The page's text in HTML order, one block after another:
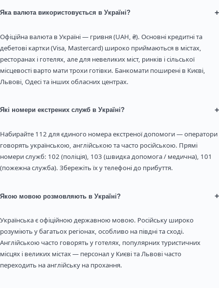
Яка валюта використовується в Україні? +
Офіційна валюта в Україні — гривня (UAH, ₴). Основні кредитні та
дебетові картки (Visa, Mastercard) широко приймаються в містах,
ресторанах і готелях, але для невеликих міст, ринків і сільської
місцевості варто мати трохи готівки. Банкомати поширені в Києві,
Львові, Одесі та інших обласних центрах.
Які номери екстрених служб в Україні? +
Набирайте 112 для єдиного номера екстреної допомоги — оператори
говорять українською, англійською та часто російською. Прямі
номери служб: 102 (поліція), 103 (швидка допомога / медична), 101
(пожежна служба). Збережіть їх у телефоні до прибуття.
Якою мовою розмовляють в Україні? +
Українська є офіційною державною мовою. Російську широко
розуміють у багатьох регіонах, особливо на півдні та сході.
Англійською часто говорять у готелях, популярних туристичних
місцях і великих містах — персонал у Києві та Львові часто
переходить на англійську на прохання.